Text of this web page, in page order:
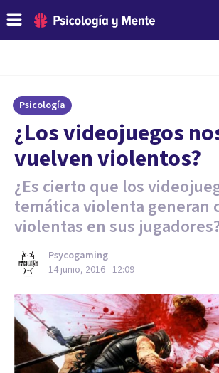
Psicología
​¿Los videojuegos
vuelven violentos?
¿Es cierto que los
temática violenta generan
violentas en sus
Psycogaming
14 junio, 2016 - 12:09